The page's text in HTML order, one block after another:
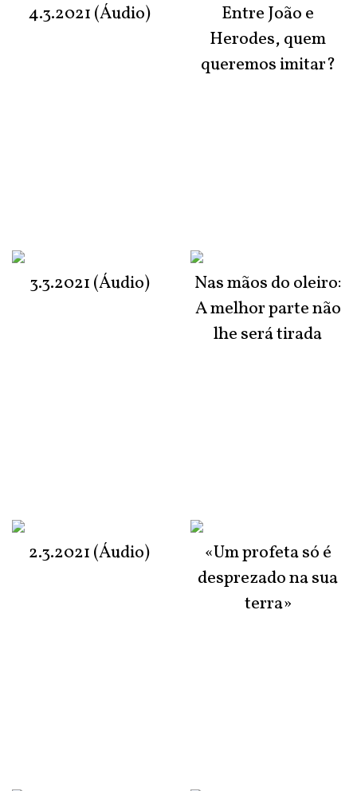
4.3.2021 (Áudio)
3.3.2021 (Áudio)
2.3.2021 (Áudio)
Entre João e
Herodes, quem
queremos imitar?
Nas mãos do oleiro:
A melhor parte não
lhe será tirada
«Um profeta só é
desprezado na sua
terra»